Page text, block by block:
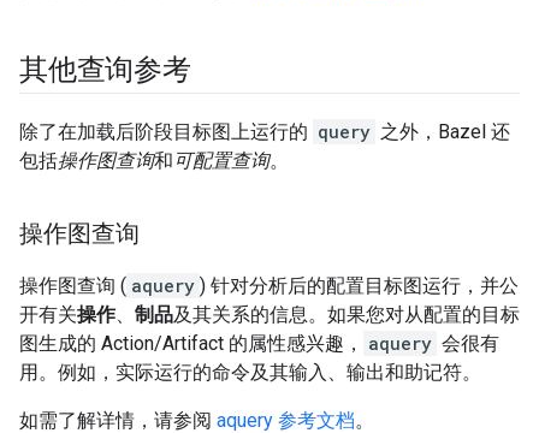
其他查询参考
除了在加载后阶段目标图上运行的 query 之外，Bazel 还
包括操作图查询和 可配置查询。
操作图查询
操作图查询 ( aquery ) 针对分析后的配置目标图运行，并公
开有关操作、 制品及其关系的信息。如果您对从配置的目标
图生成的 Action/Artifact 的属性感兴趣，
aquery 会很有
用。例如，实际运行的命令及其输入、输出和助记符。
如需了解详情，请参阅 aquery 参考文档。